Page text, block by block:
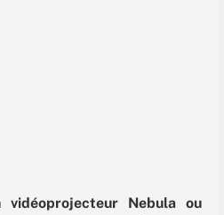
vidéoprojecteur Nebula ou